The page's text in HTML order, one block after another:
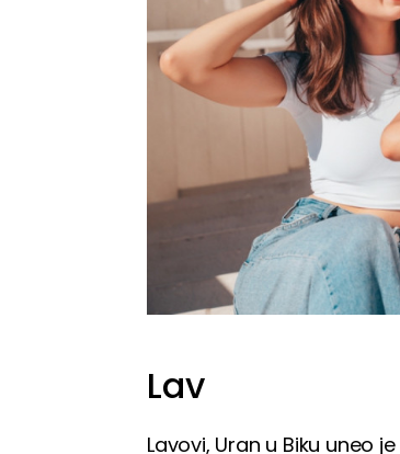
Lav
Lavovi, Uran u Biku uneo je